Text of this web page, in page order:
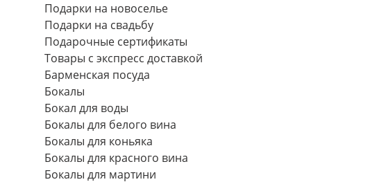
Подарки на новоселье
Подарки на свадьбу
Подарочные сертификаты
Товары с экспресс доставкой
Барменская посуда
Бокалы
Бокал для воды
Бокалы для белого вина
Бокалы для коньяка
Бокалы для красного вина
Бокалы для мартини